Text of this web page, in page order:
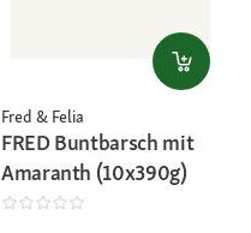
Fred & Felia
FRED Buntbarsch mit
Amaranth (10x390g)